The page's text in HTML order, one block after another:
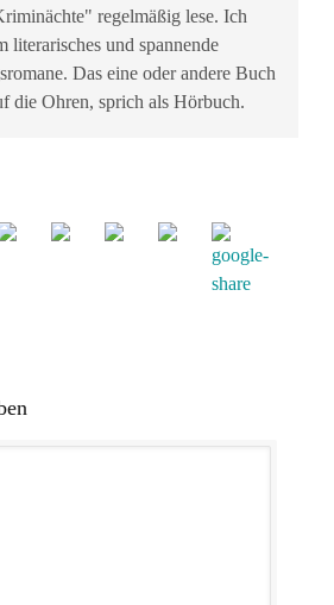
regelmäßig lese. Ich
literarisches und spannende
Das eine oder andere Buch
die Ohren, sprich als Hörbuch.